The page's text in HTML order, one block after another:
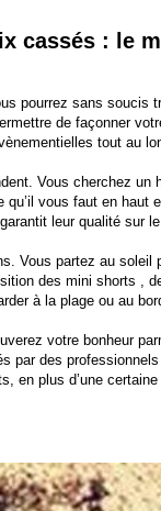
cassés : le
pourrez sans soucis
de façonner
tout au
Vous cherchez un
vous faut en
garantit leur qualité sur
Vous partez au
des mini shorts ,
à la plage ou au
votre bonheur
par des
en plus d’une certaine